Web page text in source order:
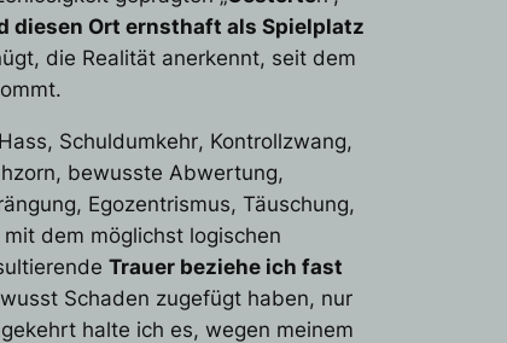
diesen Ort ernsthaft als Spielplatz
die Realität anerkennt, seit dem
Hass, Schuldumkehr, Kontrollzwang,
, bewusste Abwertung,
, Egozentrismus, Täuschung,
dem möglichst logischen
Trauer beziehe ich fast
Schaden zugefügt haben, nur
halte ich es, wegen meinem